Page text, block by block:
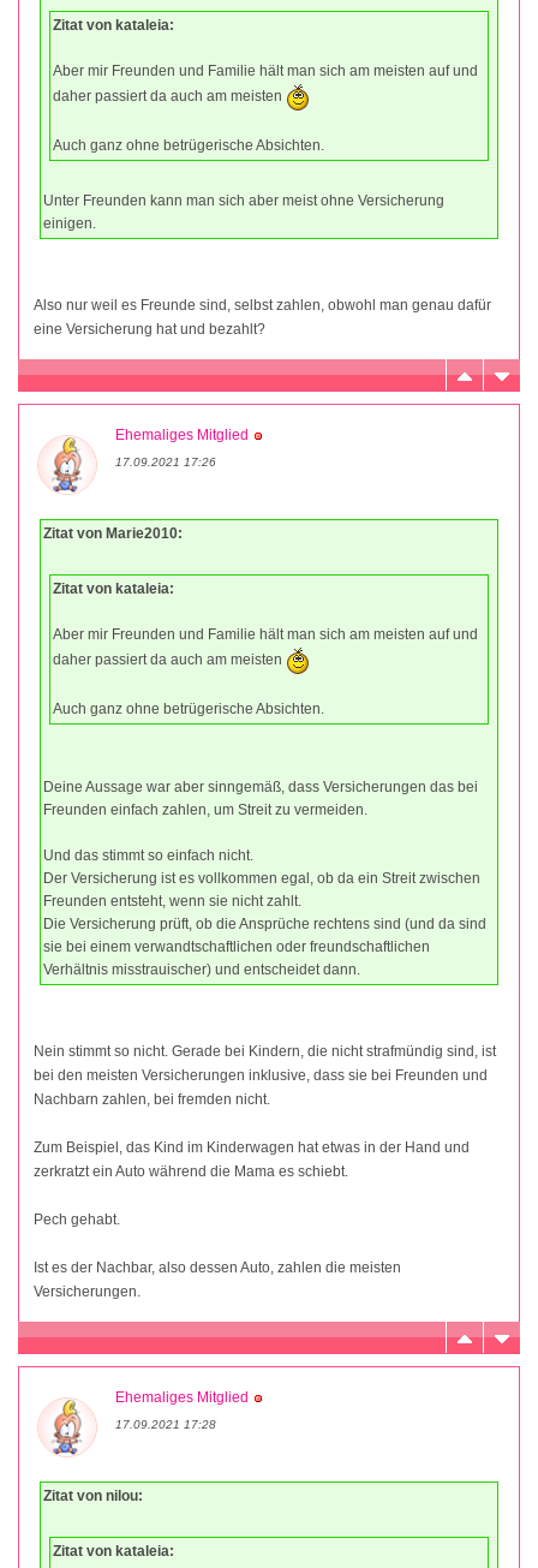
Zitat von kataleia:
Aber mir Freunden und Familie hält man sich am meisten auf und
daher passiert da auch am meisten
Auch ganz ohne betrügerische Absichten.
Unter Freunden kann man sich aber meist ohne Versicherung
einigen.
Also nur weil es Freunde sind, selbst zahlen, obwohl man genau dafür
eine Versicherung hat und bezahlt?
Ehemaliges Mitglied
17.09.2021 17:26
Zitat von Marie2010:
Zitat von kataleia:
Aber mir Freunden und Familie hält man sich am meisten auf und
daher passiert da auch am meisten
Auch ganz ohne betrügerische Absichten.
Deine Aussage war aber sinngemäß, dass Versicherungen das bei
Freunden einfach zahlen, um Streit zu vermeiden.
Und das stimmt so einfach nicht.
Der Versicherung ist es vollkommen egal, ob da ein Streit zwischen
Freunden entsteht, wenn sie nicht zahlt.
Die Versicherung prüft, ob die Ansprüche rechtens sind (und da sind
sie bei einem verwandtschaftlichen oder freundschaftlichen
Verhältnis misstrauischer) und entscheidet dann.
Nein stimmt so nicht. Gerade bei Kindern, die nicht strafmündig sind, ist
bei den meisten Versicherungen inklusive, dass sie bei Freunden und
Nachbarn zahlen, bei fremden nicht.
Zum Beispiel, das Kind im Kinderwagen hat etwas in der Hand und
zerkratzt ein Auto während die Mama es schiebt.
Pech gehabt.
Ist es der Nachbar, also dessen Auto, zahlen die meisten
Versicherungen.
Ehemaliges Mitglied
17.09.2021 17:28
Zitat von nilou:
Zitat von kataleia: